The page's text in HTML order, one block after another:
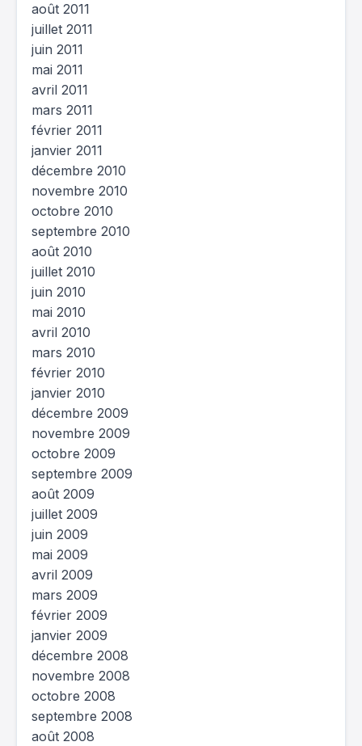
août 2011
juillet 2011
juin 2011
mai 2011
avril 2011
mars 2011
février 2011
janvier 2011
décembre 2010
novembre 2010
octobre 2010
septembre 2010
août 2010
juillet 2010
juin 2010
mai 2010
avril 2010
mars 2010
février 2010
janvier 2010
décembre 2009
novembre 2009
octobre 2009
septembre 2009
août 2009
juillet 2009
juin 2009
mai 2009
avril 2009
mars 2009
février 2009
janvier 2009
décembre 2008
novembre 2008
octobre 2008
septembre 2008
août 2008